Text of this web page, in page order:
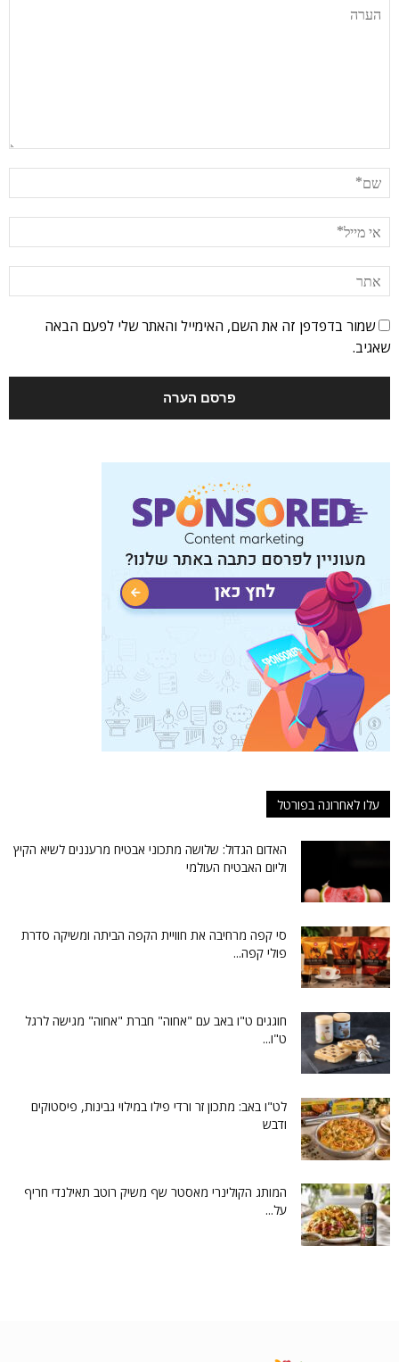
שמור בדפדפן זה את השם, האימייל והאתר שלי לפעם הבאה
שאגיב.
עלו לאחרונה בפורטל
האדום הגדול: שלושה מתכוני אבטיח מרעננים לשיא הקיץ
וליום האבטיח העולמי
סי קפה מרחיבה את חוויית הקפה הביתה ומשיקה סדרת
פולי קפה...
חוגגים ט"ו באב עם "אחוה" חברת "אחוה" מגישה לרגל
ט"ו...
לט"ו באב: מתכון זר ורדי פילו במילוי גבינות, פיסטוקים
ודבש
המותג הקולינרי מאסטר שף משיק רוטב תאילנדי חריף
על...